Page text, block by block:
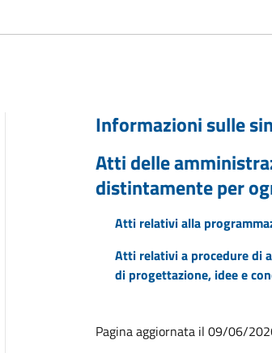
Informazioni sulle
Atti delle
distintamente per
Atti relativi alla
Atti relativi a procedure di
di progettazione, idee e
Pagina aggiornata il 09/06/